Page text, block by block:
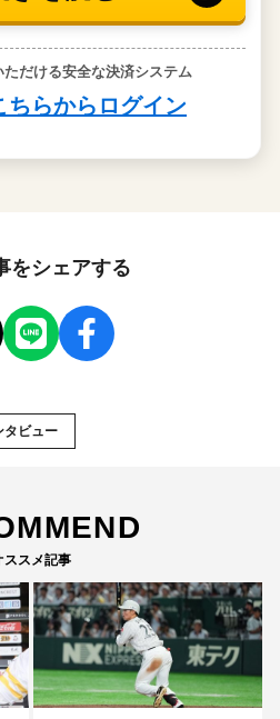
をシェアする
タビュー
ススメ記事